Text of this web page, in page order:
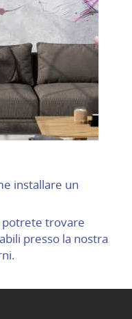
installare un
potrete trovare
presso la nostra